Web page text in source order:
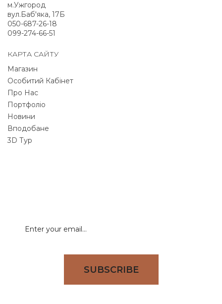
м.Ужгород
вул.Баб'яка, 17Б
050-687-26-18
099-274-66-51
КАРТА САЙТУ
Магазин
Особитий Кабінет
Про Нас
Портфоліо
Новини
Вподобане
3D Тур